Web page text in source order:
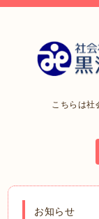
こちらは社
お知らせ